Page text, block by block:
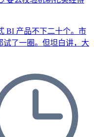
BI 产品不下二十个。市
了一圈。但坦白讲，大